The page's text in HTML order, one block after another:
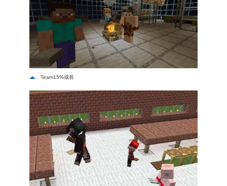
Team15%成長